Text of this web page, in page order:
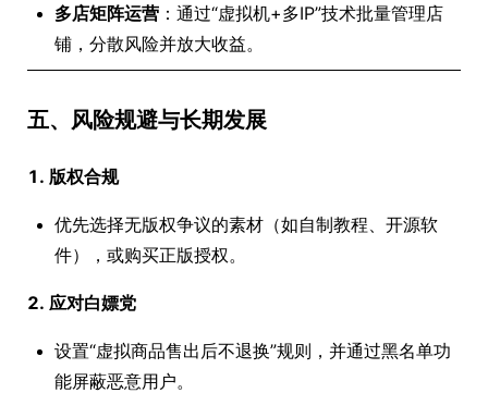
多店矩阵运营 ：通过“虚拟机+多IP”技术批量管理店
铺，分散风险并放大收益。
五、风险规避与长期发展
1. 版权合规
优先选择无版权争议的素材（如自制教程、开源软
件），或购买正版授权。
2. 应对白嫖党
设置“虚拟商品售出后不退换”规则，并通过黑名单功
能屏蔽恶意用户。